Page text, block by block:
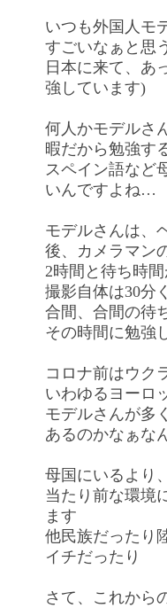
いつも外国人モ
すごいなぁと思
日本に来て、あ
強しています)
何人かモデルさ
暇だから勉強す
スペイン語など
いんですよね…
モデルさんは、
後、カメラマン
2時間と待ち時
撮影自体は30分
合間、合間の待
その時間に勉強
コロナ前はウク
いわゆるヨーロ
モデルさんが多
あるのかなぁな
母国にいるより
当たり前な環境
ます
他民族だったり
イチだったり
さて、これから